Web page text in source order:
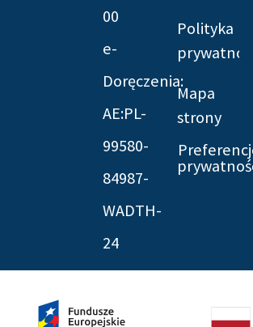
00
e-
Doręczenia:
AE:PL-
99580-
84987-
WADTH-
24
Polityka
prywatności
Mapa
strony